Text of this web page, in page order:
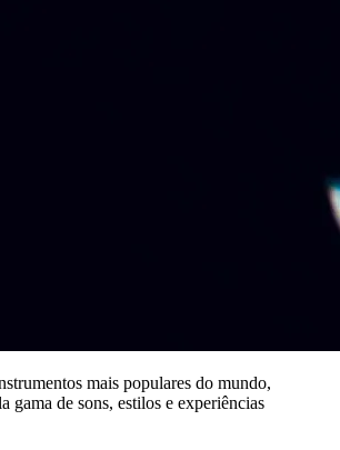
mais populares do mundo,
gama de sons, estilos e experiências